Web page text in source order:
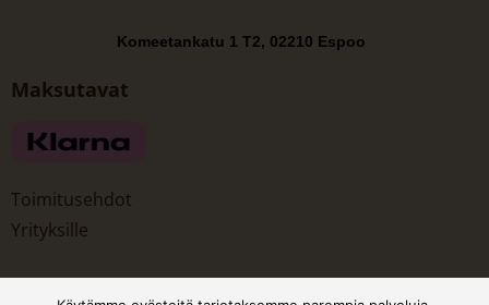
Komeetankatu 1 T2, 02210 Espoo
Maksutavat
Toimitusehdot
Yrityksille